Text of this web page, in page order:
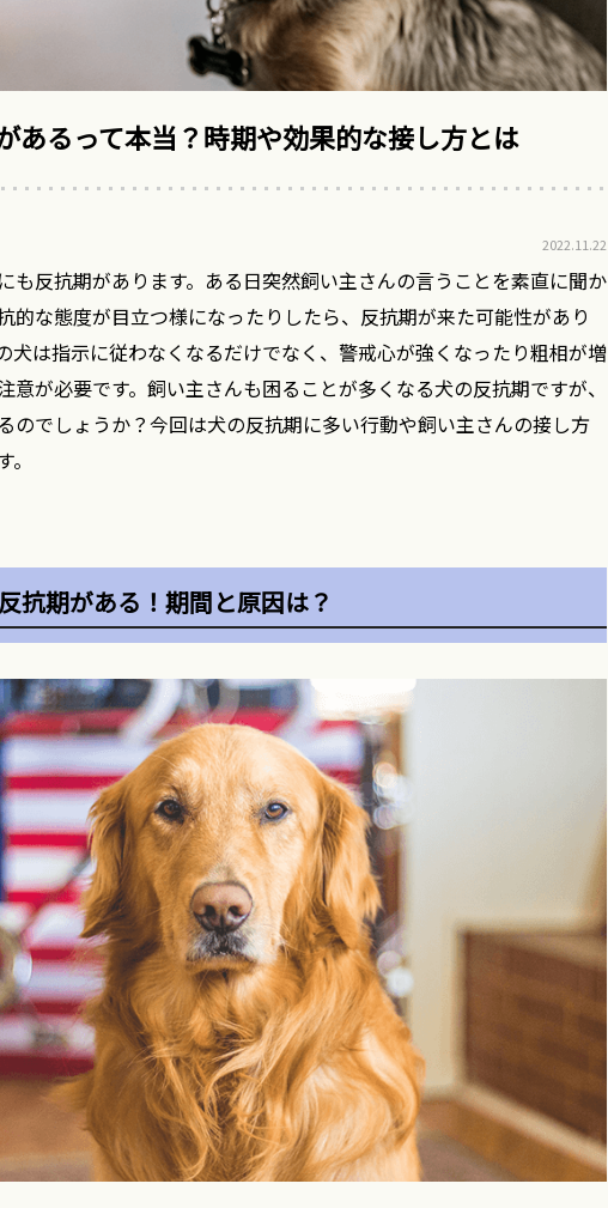
あるって本当？時期や効果的な接し方とは
2022.11.22
も反抗期があります。ある日突然飼い主さんの言うことを素直に聞か
的な態度が目立つ様になったりしたら、反抗期が来た可能性があり
犬は指示に従わなくなるだけでなく、警戒心が強くなったり粗相が増
意が必要です。飼い主さんも困ることが多くなる犬の反抗期ですが、
のでしょうか？今回は犬の反抗期に多い行動や飼い主さんの接し方
抗期がある！期間と原因は？